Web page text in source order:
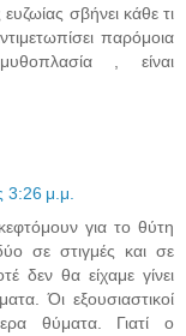
σβήνει κάθε τι
παρόμοια
, είναι
3:26 μ.μ.
για το θύτη
σε στιγμές και σε
δεν θα είχαμε γίνει
Όι εξουσιαστικοί
θύματα. Γιατί ο